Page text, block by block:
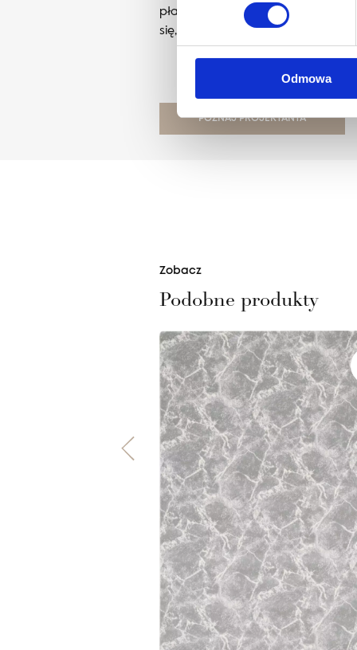
Odmowa
płaszczyzny, zarówno ściany jak i
się, spoglądając w kolejne
POZNAJ PROJEKTANTA
Zobacz
Podobne produkty